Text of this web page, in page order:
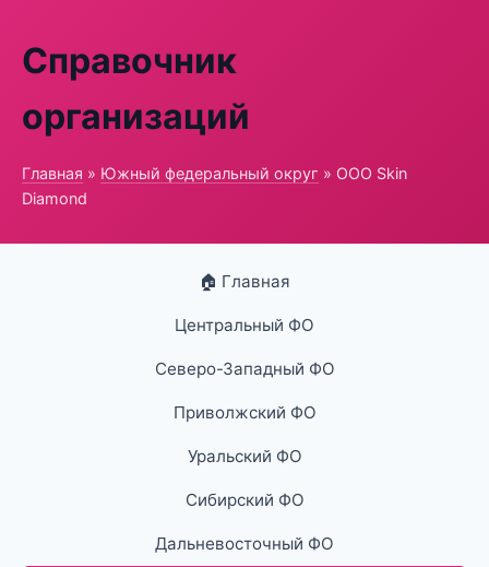
Справочник
организаций
Главная » Южный федеральный округ » ООО Skin
Diamond
🏠 Главная
Центральный ФО
Северо-Западный ФО
Приволжский ФО
Уральский ФО
Сибирский ФО
Дальневосточный ФО